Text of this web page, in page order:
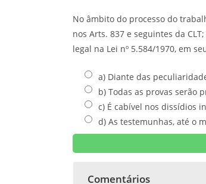
No âmbito do processo do
nos Arts. 837 e seguintes da
legal na Lei nº 5.584/1970, em
a) Diante das
b) Todas as provas serão
c) É cabível nos dissídios
d) As testemunhas, até o
Comentários